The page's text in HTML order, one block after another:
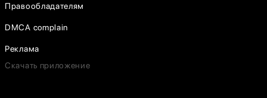
Правообладателям
DMCA complain
Реклама
Скачать приложение